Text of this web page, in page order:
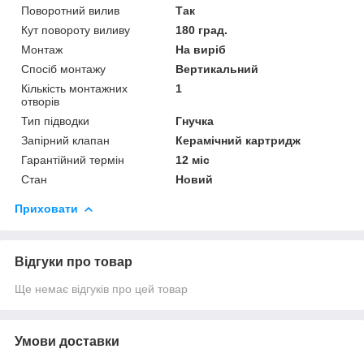
Поворотний вилив
Так
Кут повороту виливу
180 град.
Монтаж
На виріб
Спосіб монтажу
Вертикальний
Кількість монтажних
отворів
1
Тип підводки
Гнучка
Запірний клапан
Керамічний картридж
Гарантійний термін
12 міс
Стан
Новий
Приховати
Відгуки про товар
Ще немає відгуків про цей товар
Умови доставки